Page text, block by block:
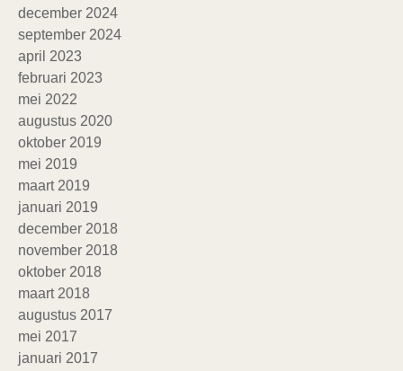
december 2024
september 2024
april 2023
februari 2023
mei 2022
augustus 2020
oktober 2019
mei 2019
maart 2019
januari 2019
december 2018
november 2018
oktober 2018
maart 2018
augustus 2017
mei 2017
januari 2017